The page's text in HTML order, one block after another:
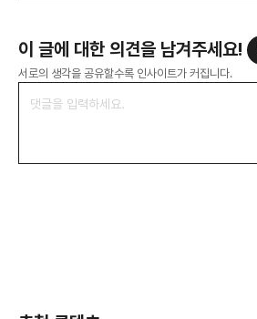
이 글에 대한 의견을 남겨주세요!
서로의 생각을 공유할수록 인사이트가 커집니다.